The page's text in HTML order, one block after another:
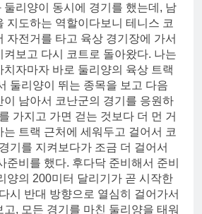
둘리양이 동시에 경기를 했는데, 남
지도하는 역할이다보니 테니스 코
자전거를 타고 육상 경기장에 가서
켜보고 다시 코트로 돌아왔다. 나는
치자마자 바로 둘리양의 육상 트랙
둘리양이 뛰는 종목을 보고 다음
이 남아서 코난군의 경기를 응원하
가지고 가면 걷는 것보다 더 먼 거
트랙 근처에 세워두고 걸어서 코
기를 지켜보다가 조금 더 걸어서
준비를 했다. 후다닥 준비해서 준비
양의 200미터 달리기가 곧 시작한
시 반대 방향으로 열심히 걸어가서
, 모든 경기를 마친 둘리양을 태워